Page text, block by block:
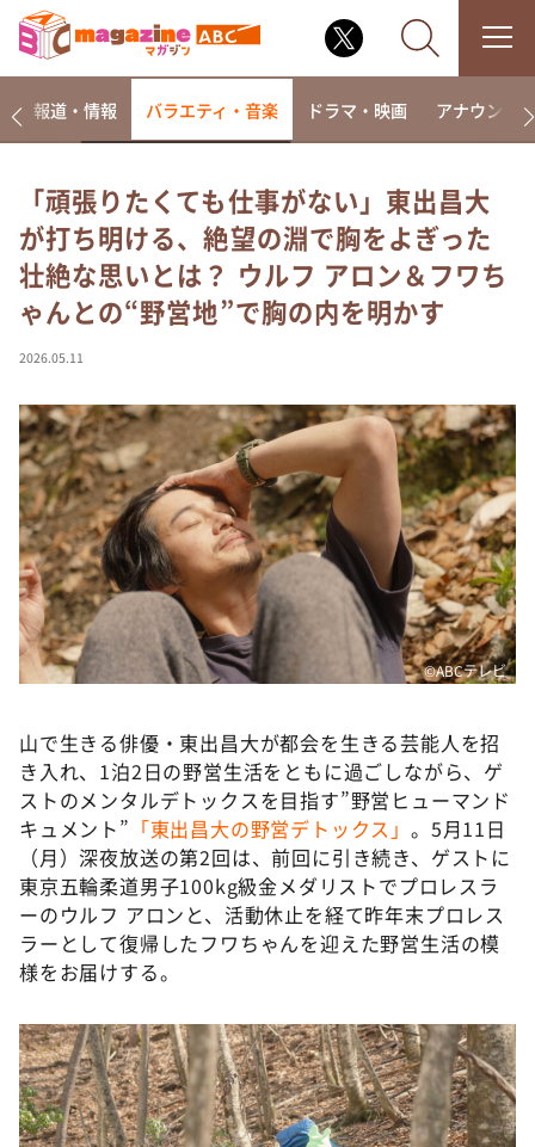
なるみ・岡村の過ぎるTV
相席食堂
これ余談なんですけど・・・
～人生密着トークバラエティ！～ やすとものいたっ
て真剣です
探偵！ナイトスクープ
news おかえり
河合＆A.B.C-Z塚田×福井アナ「なんでやねん！？」
（news おかえり）
DAIGOも台所 ～きょうの献立 何にする？～
本日はダイアンなり！シーズン２
朝だ！生です旅サラダ
教えて！ニュースライブ 正義のミカタ
新婚さんいらっしゃい！
ポツンと一軒家
ザキ山小屋本館
ぺこぱのまるスポ
アナ回覧板
報道・情報 バラエティ・音楽 ドラマ・映画 アナウンサー
「頑張りたくても仕事がない」東出昌大
が打ち明ける、絶望の淵で胸をよぎった
壮絶な思いとは？ ウルフ アロン＆フワち
ゃんとの“野営地”で胸の内を明かす
2026.05.11
©ABCテレビ
山で生きる俳優・東出昌大が都会を生きる芸能人を招
き入れ、1泊2日の野営生活をともに過ごしながら、ゲ
ストのメンタルデトックスを目指す”野営ヒューマンド
キュメント” 「東出昌大の野営デトックス」。5月11日
（月）深夜放送の第2回は、前回に引き続き、ゲストに
東京五輪柔道男子100kg級金メダリストでプロレスラ
ーのウルフ アロンと、活動休止を経て昨年末プロレス
ラーとして復帰したフワちゃんを迎えた野営生活の模
様をお届けする。